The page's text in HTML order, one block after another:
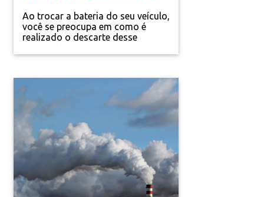
Ao trocar a bateria do seu veículo,
você se preocupa em como é
realizado o descarte desse
ácido? Para que esse resíduo
e responsável é necessário
armazená-lo de forma adequada
e reduzir ao máximo o destino
ilegal dessas baterias. Atento ao
controle do descarte desse......